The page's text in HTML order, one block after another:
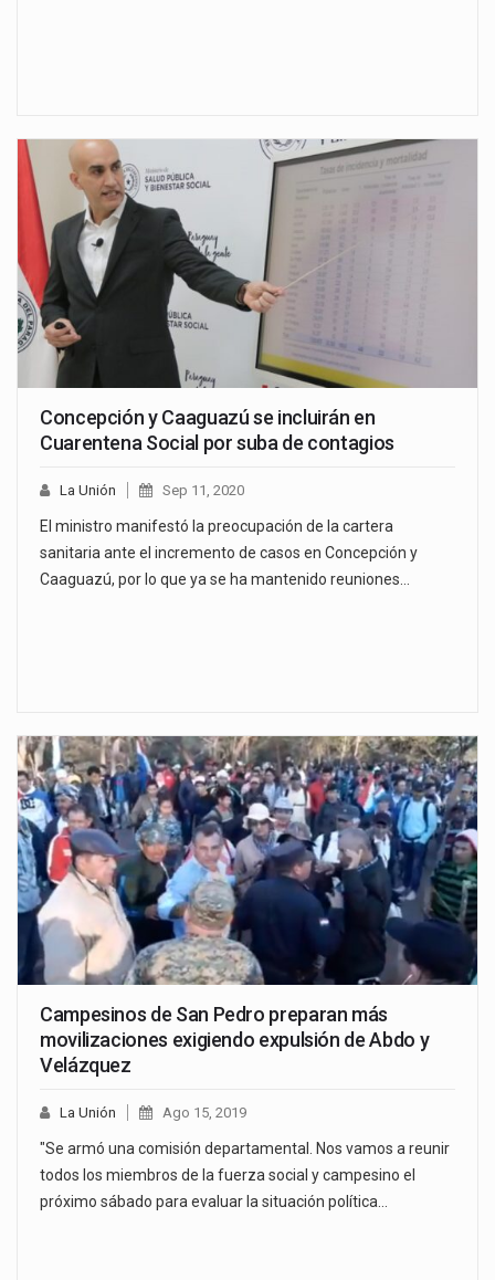
Concepción y Caaguazú se incluirán en
Cuarentena Social por suba de contagios
La Unión Sep 11, 2020
El ministro manifestó la preocupación de la cartera
sanitaria ante el incremento de casos en Concepción y
Caaguazú, por lo que ya se ha mantenido reuniones…
Campesinos de San Pedro preparan más
movilizaciones exigiendo expulsión de Abdo y
Velázquez
La Unión Ago 15, 2019
"Se armó una comisión departamental. Nos vamos a reunir
todos los miembros de la fuerza social y campesino el
próximo sábado para evaluar la situación política…